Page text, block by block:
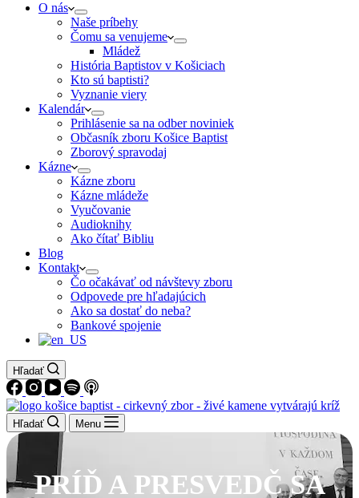
O nás
Naše príbehy
Čomu sa venujeme
Mládež
História Baptistov v Košiciach
Kto sú baptisti?
Vyznanie viery
Kalendár
Prihlásenie sa na odber noviniek
Občasník zboru Košice Baptist
Zborový spravodaj
Kázne
Kázne zboru
Kázne mládeže
Vyučovanie
Audioknihy
Ako čítať Bibliu
Blog
Kontakt
Čo očakávať od návštevy zboru
Odpovede pre hľadajúcich
Ako sa dostať do neba?
Bankové spojenie
Hľadať
Hľadať Menu
PRÍĎ A PRESVEDČ SA